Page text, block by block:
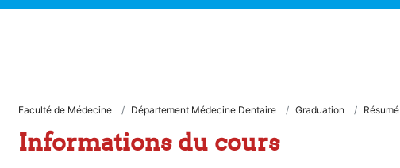
Faculté de Médecine Département Médecine Dentaire Graduation Résumé
Informations du cours